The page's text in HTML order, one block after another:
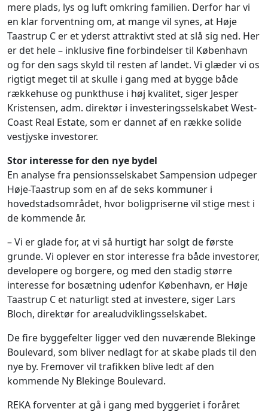
mere plads, lys og luft omkring familien. Derfor har vi
en klar forventning om, at mange vil synes, at Høje
Taastrup C er et yderst attraktivt sted at slå sig ned. Her
er det hele – inklusive fine forbindelser til København
og for den sags skyld til resten af landet. Vi glæder vi os
rigtigt meget til at skulle i gang med at bygge både
rækkehuse og punkthuse i høj kvalitet, siger Jesper
Kristensen, adm. direktør i investeringsselskabet West-
Coast Real Estate, som er dannet af en række solide
vestjyske investorer.
Stor interesse for den nye bydel
En analyse fra pensionsselskabet Sampension udpeger
Høje-Taastrup som en af de seks kommuner i
hovedstadsområdet, hvor boligpriserne vil stige mest i
de kommende år.
– Vi er glade for, at vi så hurtigt har solgt de første
grunde. Vi oplever en stor interesse fra både investorer,
developere og borgere, og med den stadig større
interesse for bosætning udenfor København, er Høje
Taastrup C et naturligt sted at investere, siger Lars
Bloch, direktør for arealudviklingsselskabet.
De fire byggefelter ligger ved den nuværende Blekinge
Boulevard, som bliver nedlagt for at skabe plads til den
nye by. Fremover vil trafikken blive ledt af den
kommende Ny Blekinge Boulevard.
REKA forventer at gå i gang med byggeriet i foråret